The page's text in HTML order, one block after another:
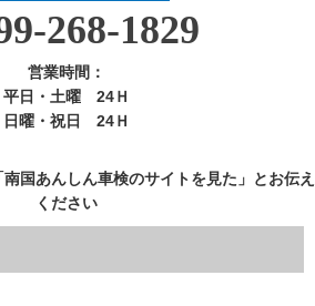
268-1829
営業時間：
平日・土曜 24Ｈ
日曜・祝日 24Ｈ
国あんしん車検のサイトを見た」とお伝え
ください